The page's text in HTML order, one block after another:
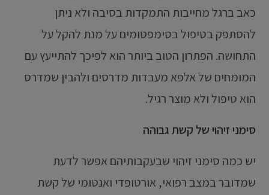
כאב ברגל מחייבות התמקדות בסיבה ולא ניתן
להסתפק בטיפול בסימפטומים על מנת להקל על
התחושה. הפתרון הטוב ביותר הוא לפיכך להתייעץ עם
המומחים של אלפא מעבדות מדרסים ולהבין שמדרס
הוא טיפול ולא מוצר רגיל.
סימני זיהוי של קשת גבוהה
יש כמה סימני זיהוי שבעקבותיהם אפשר לדעת
שמדובר במצב רפואי, אורטופדי ואנטומי של קשת